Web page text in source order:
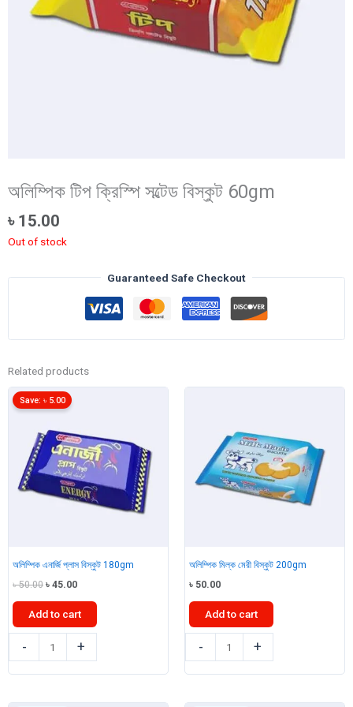
অলিম্পিক টিপ ক্রিস্পি সল্টেড বিস্কুট 60gm
৳ 15.00
Out of stock
Guaranteed Safe Checkout
Related products
অলিম্পিক এনার্জি প্লাস বিস্কুট 180gm
৳50.00 Original
was:
৳ 45.00Current
is:
৳ 45.00.
Save: ৳ 5.00
Add to cart
-
এনার্জি
প্লাস
+
অলিম্পিক মিল্ক মেরী বিস্কুট 200gm
৳ 50.00
Add to cart
-
মিল্ক
মেরী
+